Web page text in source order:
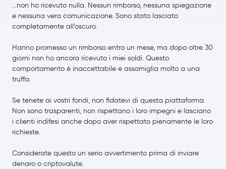
IOTA IOTA
Polygon MATIC
Neo NEO
Maker MKR
Basic Attention Token BAT
...non ho ricevuto nulla. Nessun rimborso, nessuna spiegazione
e nessuna vera comunicazione. Sono stato lasciato
completamente all'oscuro.
Hanno promesso un rimborso entro un mese, ma dopo oltre 30
giorni non ho ancora ricevuto i miei soldi. Questo
comportamento è inaccettabile e assomiglia molto a una
truffa.
Se tenete ai vostri fondi, non fidatevi di questa piattaforma.
Non sono trasparenti, non rispettano i loro impegni e lasciano
i clienti indifesi anche dopo aver rispettato pienamente le loro
richieste.
Considerate questo un serio avvertimento prima di inviare
denaro o criptovalute.